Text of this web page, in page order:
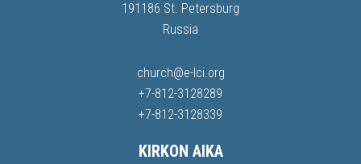
191186 St. Petersburg
Russia
church@e-lci.org
+7-812-3128289
+7-812-3128339
KIRKON AIKA